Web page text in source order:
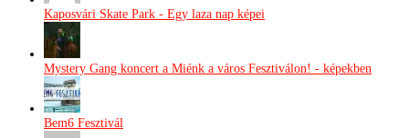
Kaposvári Skate Park - Egy laza nap képei
Mystery Gang koncert a Miénk a város Fesztiválon! - képekben
Bem6 Fesztivál